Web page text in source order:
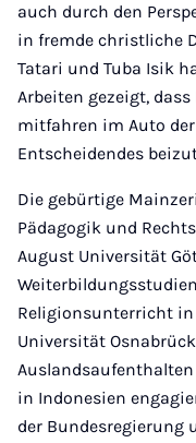
auch durch den
in fremde christliche
Tatari und Tuba Isik
Arbeiten gezeigt,
mitfahren im Auto
Entscheidendes
Die gebürtige
Pädagogik und
August Universität
Religionsunterricht in
Universität
Auslandsaufenthalten
in Indonesien
der Bundesregierung